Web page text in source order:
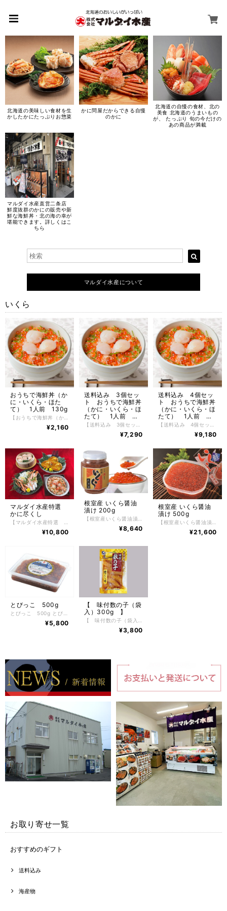
北海道の美味しい食材を生
かしたかにたっぷりお惣菜
かに問屋だからできる自慢
のかに
北海道の自慢の食材、北の
美食 北海道のうまいもの
が、 たっぷり 旬の今だけの
あの商品が満載
マルダイ水産直営二条店
鮮度抜群のかにの販売や新
鮮な海鮮丼・北の海の幸が
堪能できます。詳しくはこ
ちら
マルダイ水産について
いくら
おうちで海鮮丼（か
に・いくら・ほた
て） 1人前 130g
¥2,160
送料込み 3個セッ
ト おうちで海鮮丼
（かに・いくら・ほ
たて） 1人前
130g×３
¥7,290
送料込み 4個セッ
ト おうちで海鮮丼
（かに・いくら・ほ
たて） 1人前
130g×４
¥9,180
マルダイ水産特選
かに尽くし
¥10,800
根室産 いくら醤油
漬け 200g
¥8,640
根室産 いくら醤油
漬け 500g
¥21,600
とびっこ 500g
¥5,800
【 味付数の子（袋
入）300g 】
¥3,800
お取り寄せ一覧
おすすめのギフト
送料込み
海産物